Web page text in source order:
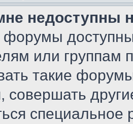
недоступны
форумы
или группам
такие
совершать